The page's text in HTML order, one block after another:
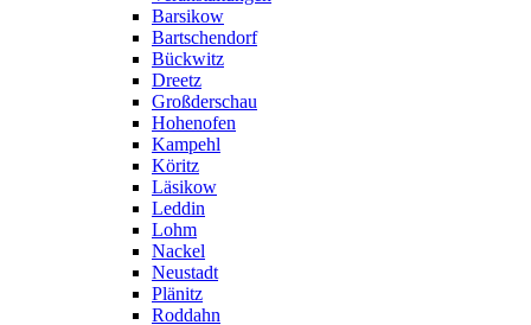
Barsikow
Bartschendorf
Bückwitz
Dreetz
Großderschau
Hohenofen
Kampehl
Köritz
Läsikow
Leddin
Lohm
Nackel
Neustadt
Plänitz
Roddahn